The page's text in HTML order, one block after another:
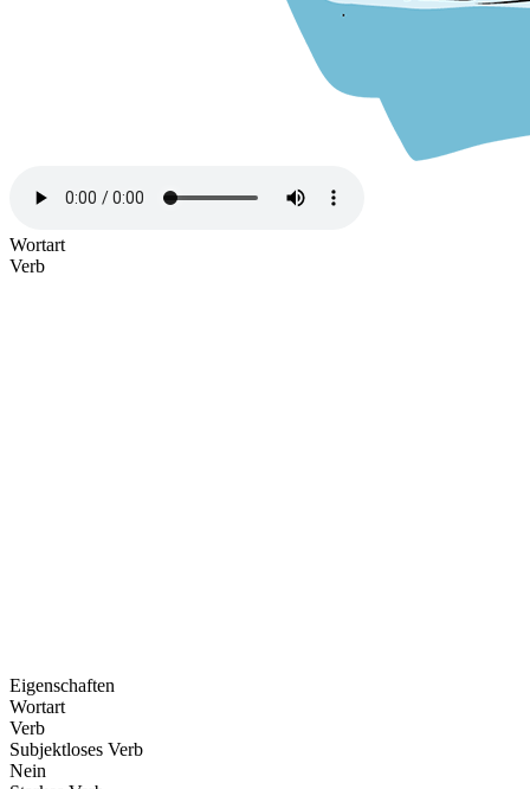
Wortart
Verb
Eigenschaften
Wortart
Verb
Subjektloses Verb
Nein